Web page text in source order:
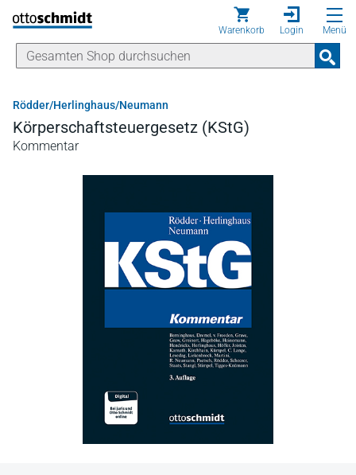
Direkt zum Inhalt
Warenkorb Login Menü
Rödder/Herlinghaus/Neumann
Körperschaftsteuergesetz (KStG)
Kommentar